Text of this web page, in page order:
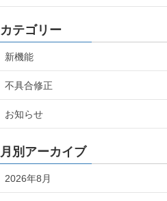
カテゴリー
新機能
不具合修正
お知らせ
月別アーカイブ
2026年8月